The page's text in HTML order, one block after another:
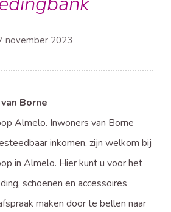
november 2023
Borne
Almelo. Inwoners van Borne
inkomen, zijn welkom bij
in Almelo. Hier kunt u voor het
schoenen en accessoires
maken door te bellen naar